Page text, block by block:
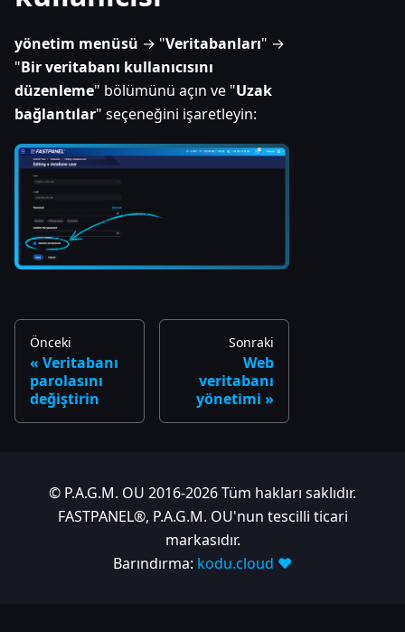
yönetim menüsü → "Veritabanları" →
"Bir veritabanı kullanıcısını
düzenleme" bölümünü açın ve "Uzak
bağlantılar" seçeneğini işaretleyin:
Önceki
Veritabanı
parolasını
değiştirin
Sonraki
Web
veritabanı
yönetimi
© P.A.G.M. OU 2016-2026 Tüm hakları saklıdır.
FASTPANEL®, P.A.G.M. OU'nun tescilli ticari
markasıdır.
Barındırma: kodu.cloud ❤️